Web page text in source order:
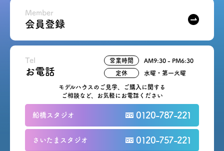
会員登録
Member
Tel
お電話
モデルハウスのご見学、ご購入に関する
ご相談など、お気軽にお電話ください
船橋スタジオ 0120-787-221
さいたまスタジオ 0120-757-221
営業時間 AM9:30 - PM6:30
定休 水曜・第一火曜